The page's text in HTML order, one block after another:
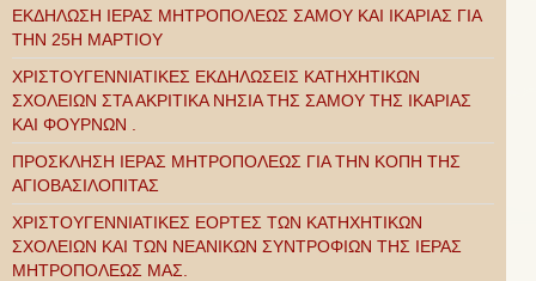
ΕΚΔΗΛΩΣΗ ΙΕΡΑΣ ΜΗΤΡΟΠΟΛΕΩΣ ΣΑΜΟΥ ΚΑΙ ΙΚΑΡΙΑΣ ΓΙΑ
ΤΗΝ 25Η ΜΑΡΤΙΟΥ
ΧΡΙΣΤΟΥΓΕΝΝΙΑΤΙΚΕΣ ΕΚΔΗΛΩΣΕΙΣ ΚΑΤΗΧΗΤΙΚΩΝ
ΣΧΟΛΕΙΩΝ ΣΤΑ ΑΚΡΙΤΙΚΑ ΝΗΣΙΑ ΤΗΣ ΣΑΜΟΥ ΤΗΣ ΙΚΑΡΙΑΣ
ΚΑΙ ΦΟΥΡΝΩΝ .
ΠΡΟΣΚΛΗΣΗ ΙΕΡΑΣ ΜΗΤΡΟΠΟΛΕΩΣ ΓΙΑ ΤΗΝ ΚΟΠΗ ΤΗΣ
ΑΓΙΟΒΑΣΙΛΟΠΙΤΑΣ
ΧΡΙΣΤΟΥΓΕΝΝΙΑΤΙΚΕΣ ΕΟΡΤΕΣ ΤΩΝ ΚΑΤΗΧΗΤΙΚΩΝ
ΣΧΟΛΕΙΩΝ ΚΑΙ ΤΩΝ ΝΕΑΝΙΚΩΝ ΣΥΝΤΡΟΦΙΩΝ ΤΗΣ ΙΕΡΑΣ
ΜΗΤΡΟΠΟΛΕΩΣ ΜΑΣ.